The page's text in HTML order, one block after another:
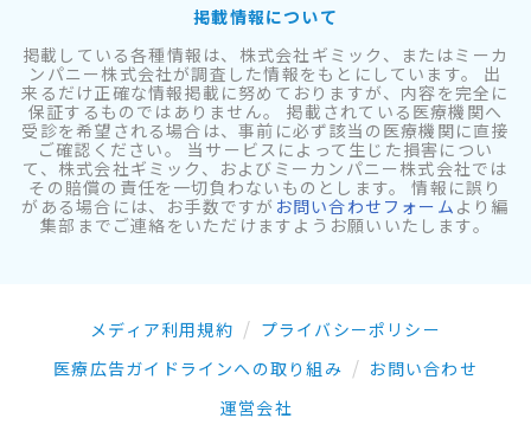
掲載情報について
掲載している各種情報は、株式会社ギミック、またはミーカ
ンパニー株式会社が調査した情報をもとにしています。 出
来るだけ正確な情報掲載に努めておりますが、内容を完全に
保証するものではありません。 掲載されている医療機関へ
受診を希望される場合は、事前に必ず該当の医療機関に直接
ご確認ください。 当サービスによって生じた損害につい
て、株式会社ギミック、およびミーカンパニー株式会社では
その賠償の責任を一切負わないものとします。 情報に誤り
がある場合には、お手数ですが お問い合わせフォーム より編
集部までご連絡をいただけますようお願いいたします。
メディア利用規約
プライバシーポリシー
医療広告ガイドラインへの取り組み
お問い合わせ
運営会社